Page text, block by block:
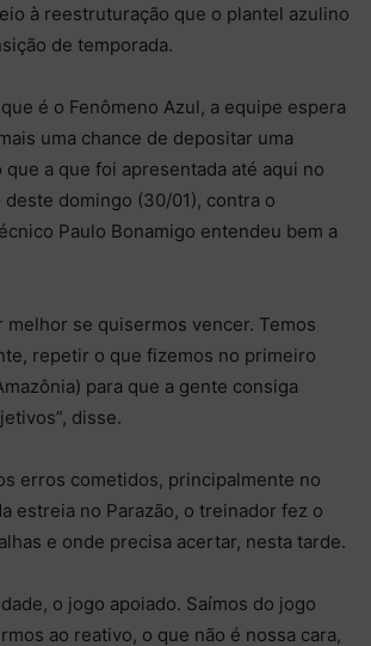
à reestruturação que o plantel azulino
de temporada.
é o Fenômeno Azul, a equipe espera
uma chance de depositar uma
a que foi apresentada até aqui no
deste domingo (30/01), contra o
Paulo Bonamigo entendeu bem a
melhor se quisermos vencer. Temos
repetir o que fizemos no primeiro
para que a gente consiga
disse.
erros cometidos, principalmente no
estreia no Parazão, o treinador fez o
e onde precisa acertar, nesta tarde.
o jogo apoiado. Saímos do jogo
ao reativo, o que não é nossa cara,